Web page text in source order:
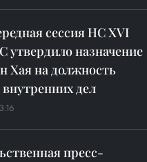
сессия НС XVI
утвердило назначение
Хая на должность
дел
пресс-